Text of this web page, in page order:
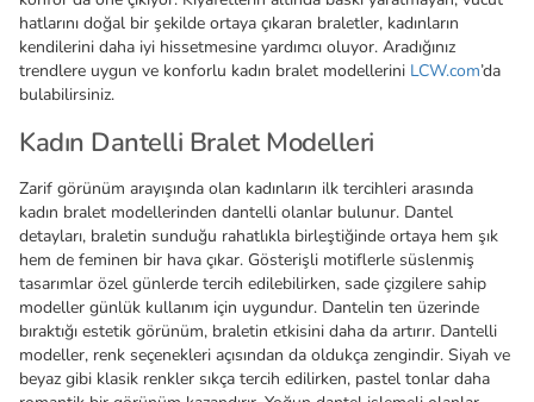
hatlarını doğal bir şekilde ortaya çıkaran braletler, kadınların
kendilerini daha iyi hissetmesine yardımcı oluyor. Aradığınız
trendlere uygun ve konforlu kadın bralet modellerini LCW.com’da
bulabilirsiniz.
Kadın Dantelli Bralet Modelleri
Zarif görünüm arayışında olan kadınların ilk tercihleri arasında
kadın bralet modellerinden dantelli olanlar bulunur. Dantel
detayları, braletin sunduğu rahatlıkla birleştiğinde ortaya hem şık
hem de feminen bir hava çıkar. Gösterişli motiflerle süslenmiş
tasarımlar özel günlerde tercih edilebilirken, sade çizgilere sahip
modeller günlük kullanım için uygundur. Dantelin ten üzerinde
bıraktığı estetik görünüm, braletin etkisini daha da artırır. Dantelli
modeller, renk seçenekleri açısından da oldukça zengindir. Siyah ve
beyaz gibi klasik renkler sıkça tercih edilirken, pastel tonlar daha